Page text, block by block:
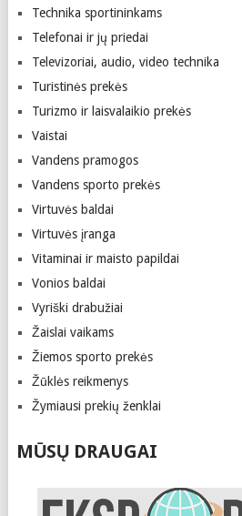
Technika sportininkams
Telefonai ir jų priedai
Televizoriai, audio, video technika
Turistinės prekės
Turizmo ir laisvalaikio prekės
Vaistai
Vandens pramogos
Vandens sporto prekės
Virtuvės baldai
Virtuvės įranga
Vitaminai ir maisto papildai
Vonios baldai
Vyriški drabužiai
Žaislai vaikams
Žiemos sporto prekės
Žūklės reikmenys
Žymiausi prekių ženklai
MŪSŲ DRAUGAI